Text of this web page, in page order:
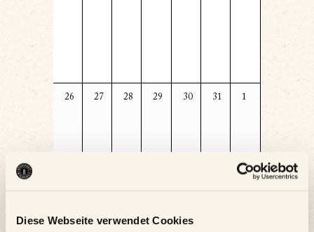
Diese Webseite verwendet Cookies
0
26
0
27
0
28
0
29
0
30
0
31
01